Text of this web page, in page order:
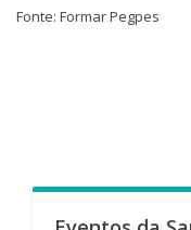
Fonte: Formar Pegpes